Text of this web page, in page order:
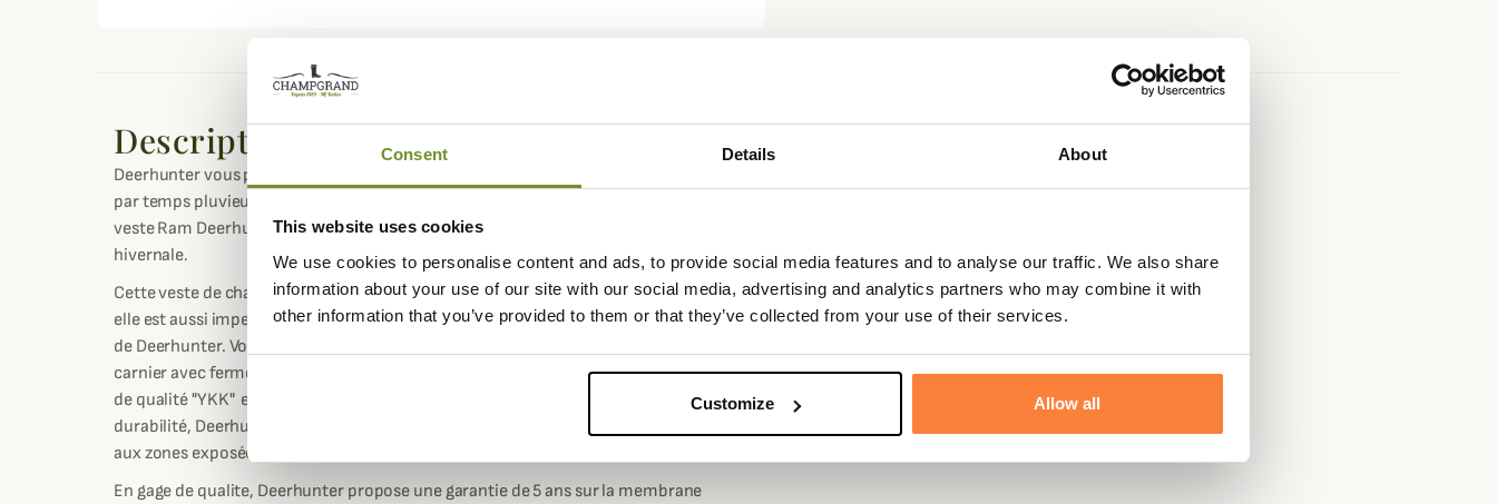
Consent Details About
This website uses cookies
We use cookies to personalise content and ads, to provide social media features and to analyse our traffic. We also share
information about your use of our site with our social media, advertising and analytics partners who may combine it with
other information that you’ve provided to them or that they’ve collected from your use of their services.
Customize Allow all
Description
Deerhunter vous propose sa veste de chasse Ram, idéale pour vos chasses en hiver
par temps pluvieux. Si vous souhaitez une veste robuste et très performante, la
veste Ram Deerhunter sera le complément idéal à votre équipement de chasse
hivernale.
Cette veste de chasse de Deerhunter offre une bonne isolation contre le froid mais
elle est aussi imperméable et coupe-vent grâce à le membrane innovante DEER-TEX
de Deerhunter. Vous retrouverez sur cette veste une capuche détachable, une poche
carnier avec fermeture à glissière, une poche radio en biais, une fermeture à glissière
de qualité "YKK" et des manches préformées. Pour plus de robustesse et de
durabilité, Deerhunter incorpore à cette veste de chasse des renforts DEER-DURA
aux zones exposées vous garantissant en outre un confort supplémentaires.
En gage de qualite, Deerhunter propose une garantie de 5 ans sur la membrane
Fiche technique